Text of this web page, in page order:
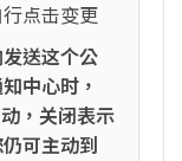
点击变更
送这个公
中心时，
，关闭表示
可主动到